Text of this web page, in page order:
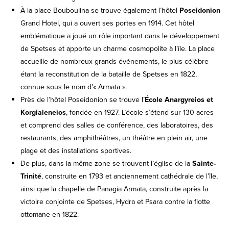
À la place Bouboulina se trouve également l’hôtel Poseidonion
Grand Hotel, qui a ouvert ses portes en 1914. Cet hôtel
emblématique a joué un rôle important dans le développement
de Spetses et apporte un charme cosmopolite à l’île. La place
accueille de nombreux grands événements, le plus célèbre
étant la reconstitution de la bataille de Spetses en 1822,
connue sous le nom d’« Armata ».
Près de l’hôtel Poseidonion se trouve l’École Anargyreios et
Korgialeneios, fondée en 1927. L’école s’étend sur 130 acres
et comprend des salles de conférence, des laboratoires, des
restaurants, des amphithéâtres, un théâtre en plein air, une
plage et des installations sportives.
De plus, dans la même zone se trouvent l’église de la Sainte-
Trinité, construite en 1793 et anciennement cathédrale de l’île,
ainsi que la chapelle de Panagia Armata, construite après la
victoire conjointe de Spetses, Hydra et Psara contre la flotte
ottomane en 1822.